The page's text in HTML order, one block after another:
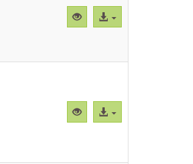
Vista
previa
Acceso
al
Vista
previa
Acceso
al